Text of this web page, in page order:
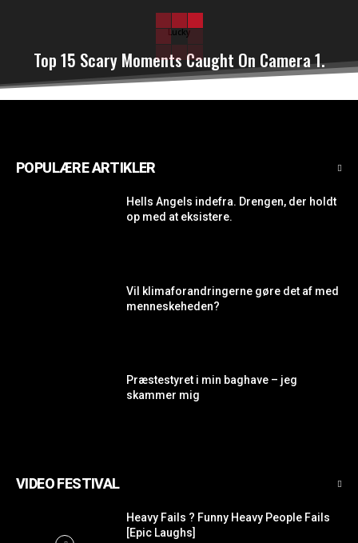
Lucky
Top 15 Scary Moments Caught On Camera 1.
POPULÆRE ARTIKLER
Hells Angels indefra. Drengen, der holdt
op med at eksistere.
Vil klimaforandringerne gøre det af med
menneskeheden?
Præstestyret i min baghave – jeg
skammer mig
VIDEO FESTIVAL
Heavy Fails ? Funny Heavy People Fails
[Epic Laughs]